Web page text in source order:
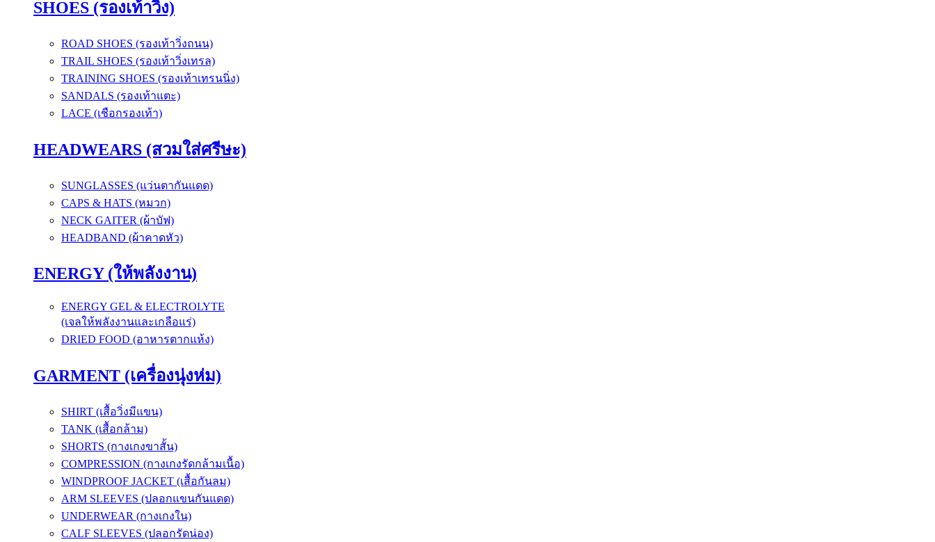
SHOES (รองเท้าวิ่ง)
ROAD SHOES (รองเท้าวิ่งถนน)
TRAIL SHOES (รองเท้าวิ่งเทรล)
TRAINING SHOES (รองเท้าเทรนนิ่ง)
SANDALS (รองเท้าแตะ)
LACE (เชือกรองเท้า)
HEADWEARS (สวมใส่ศรีษะ)
SUNGLASSES (แว่นตากันแดด)
CAPS & HATS (หมวก)
NECK GAITER (ผ้าบัฟ)
HEADBAND (ผ้าคาดหัว)
ENERGY (ให้พลังงาน)
ENERGY GEL & ELECTROLYTE
(เจลให้พลังงานและเกลือแร่)
DRIED FOOD (อาหารตากแห้ง)
GARMENT (เครื่องนุ่งห่ม)
SHIRT (เสื้อวิ่งมีแขน)
TANK (เสื้อกล้าม)
SHORTS (กางเกงขาสั้น)
COMPRESSION (กางเกงรัดกล้ามเนื้อ)
WINDPROOF JACKET (เสื้อกันลม)
ARM SLEEVES (ปลอกแขนกันแดด)
UNDERWEAR (กางเกงใน)
CALF SLEEVES (ปลอกรัดน่อง)